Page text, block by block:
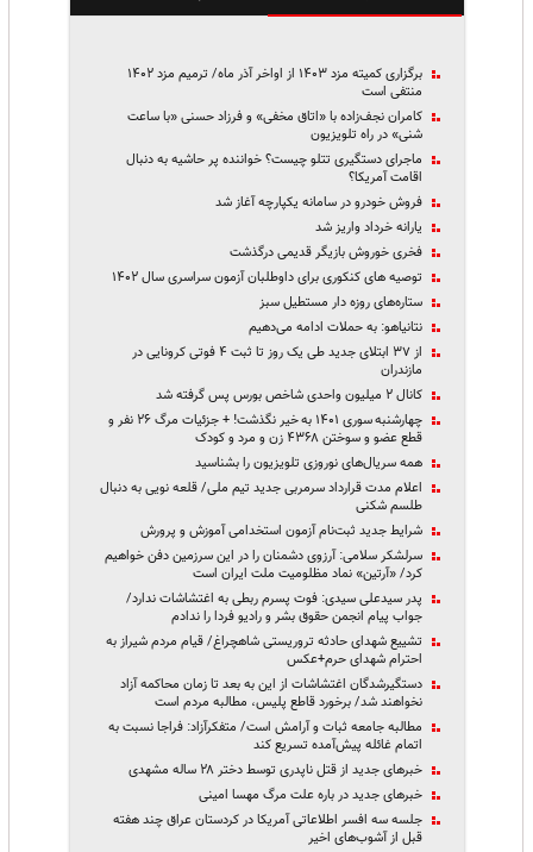
برگزاری کمیته مزد ۱۴۰۳ از اواخر آذر ماه/ ترمیم مزد ۱۴۰۲
منتفی است
کامران نجف‌زاده با «اتاق مخفی» و فرزاد حسنی «با ساعت
شنی» در راه تلویزیون
ماجرای دستگیری تتلو چیست؟ خواننده پر حاشیه به دنبال
اقامت آمریکا؟
فروش خودرو در سامانه یکپارچه آغاز شد
یارانه خرداد واریز شد
فخری خوروش بازیگر قدیمی درگذشت
توصیه های کنکوری برای داوطلبان آزمون سراسری سال ۱۴۰۲
ستاره‌های روزه دار مستطیل سبز
نتانیاهو: به حملات ادامه می‌دهیم
از ۳۷ ابتلای جدید طی یک روز تا ثبت ۴ فوتی کرونایی در
مازندران
کانال ۲ میلیون واحدی شاخص بورس پس گرفته شد
چهارشنبه سوری ۱۴۰۱ به خیر نگذشت! + جزئیات مرگ ۲۶ نفر و
قطع عضو و سوختن ۴۳۶۸ زن و مرد و کودک
همه سریال‌های نوروزی تلویزیون را بشناسید
اعلام مدت قرارداد سرمربی جدید تیم ملی/ قلعه نویی به دنبال
طلسم شکنی
شرایط جدید ثبت‌نام آزمون استخدامی آموزش و پرورش
سرلشکر سلامی: آرزوی دشمنان را در این سرزمین دفن خواهیم
کرد/ «آرتین» نماد مظلومیت ملت ایران است
پدر سیدعلی سیدی: فوت پسرم ربطی به اغتشاشات ندارد/
جواب پیام‌ انجمن حقوق بشر و رادیو فردا را ندادم
تشییع شهدای حادثه تروریستی شاهچراغ/ قیام مردم شیراز به
احترام شهدای حرم+عکس
دستگیرشدگان اغتشاشات از این به بعد تا زمان محاکمه آزاد
نخواهند شد/ برخورد قاطع پلیس، مطالبه مردم است
مطالبه جامعه ثبات و آرامش است/ متفکرآزاد: فراجا نسبت به
اتمام غائله پیش‌آمده تسریع کند
خبرهای جدید از قتل ناپدری توسط دختر ۲۸ ساله مشهدی
خبرهای جدید در باره علت مرگ مهسا امینی
جلسه سه افسر اطلاعاتی آمریکا در کردستان عراق چند هفته
قبل از آشوب‌های اخیر